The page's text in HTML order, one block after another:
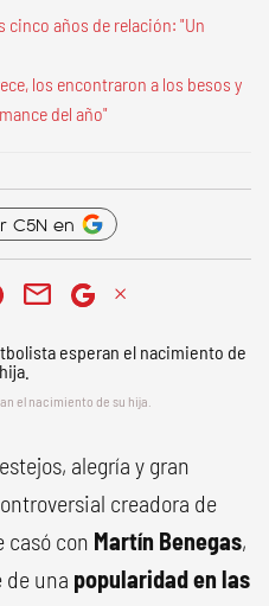
cinco años de relación: "Un
los encontraron a los besos y
del año"
C5N en
el nacimiento de su hija.
alegría y gran
creadora de
casó con Martín Benegas,
una popularidad en las